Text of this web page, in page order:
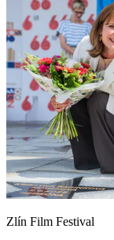
Zlín Film Festival